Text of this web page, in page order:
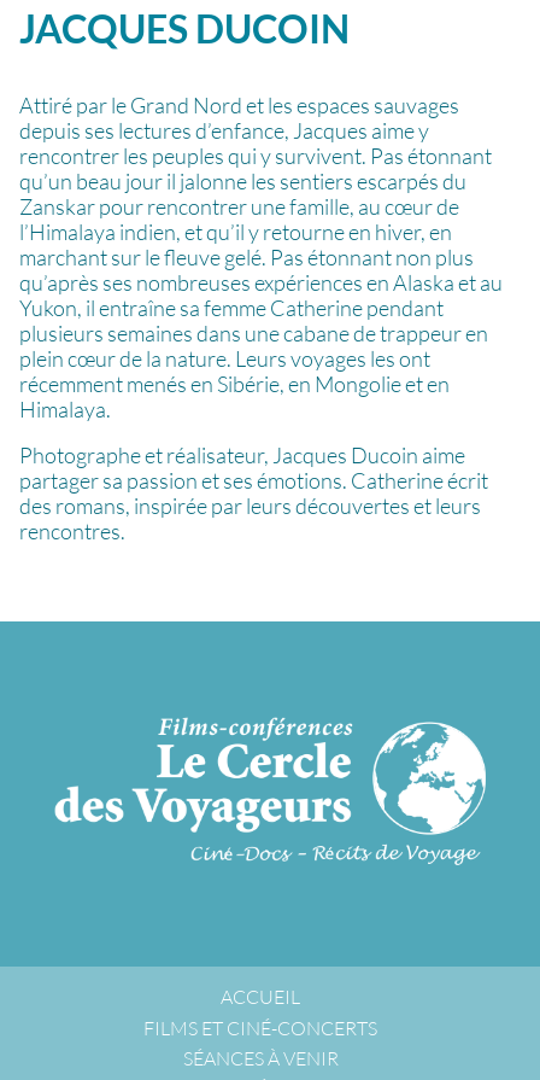
JACQUES DUCOIN
Attiré par le Grand Nord et les espaces sauvages
depuis ses lectures d’enfance, Jacques aime y
rencontrer les peuples qui y survivent. Pas étonnant
qu’un beau jour il jalonne les sentiers escarpés du
Zanskar pour rencontrer une famille, au cœur de
l’Himalaya indien, et qu’il y retourne en hiver, en
marchant sur le fleuve gelé. Pas étonnant non plus
qu’après ses nombreuses expériences en Alaska et au
Yukon, il entraîne sa femme Catherine pendant
plusieurs semaines dans une cabane de trappeur en
plein cœur de la nature. Leurs voyages les ont
récemment menés en Sibérie, en Mongolie et en
Himalaya.
Photographe et réalisateur, Jacques Ducoin aime
partager sa passion et ses émotions. Catherine écrit
des romans, inspirée par leurs découvertes et leurs
rencontres.
ACCUEIL
FILMS ET CINÉ-CONCERTS
SÉANCES À VENIR